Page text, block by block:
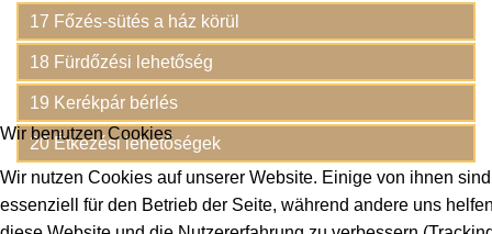
17 Főzés-sütés a ház körül
18 Fürdőzési lehetőség
19 Kerékpár bérlés
20 Étkezési lehetőségek
Wir benutzen Cookies
Wir nutzen Cookies auf unserer Website. Einige von ihnen sind
essenziell für den Betrieb der Seite, während andere uns